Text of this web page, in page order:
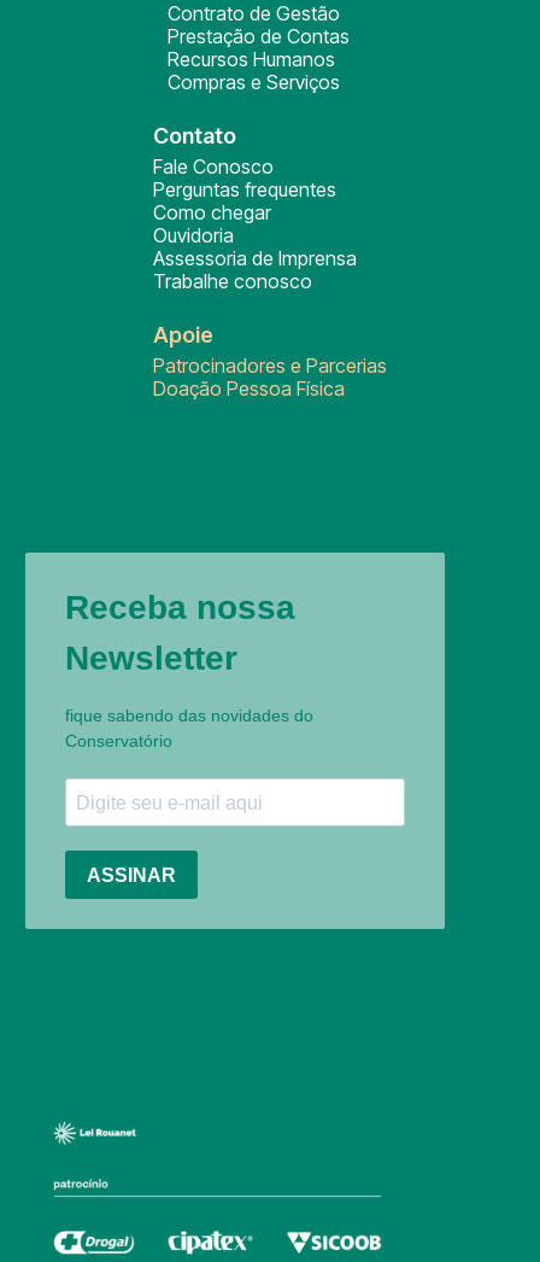
Contrato de Gestão
Prestação de Contas
Recursos Humanos
Compras e Serviços
Contato
Fale Conosco
Perguntas frequentes
Como chegar
Ouvidoria
Assessoria de Imprensa
Trabalhe conosco
Apoie
Patrocinadores e Parcerias
Doação Pessoa Física